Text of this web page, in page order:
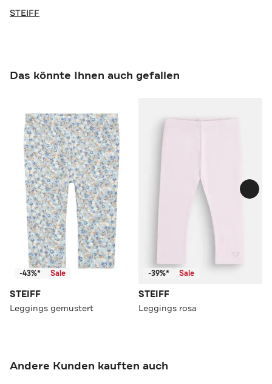
STEIFF
Das könnte Ihnen auch gefallen
-43%* Sale
STEIFF
Leggings gemustert
-39%* Sale
STEIFF
Leggings rosa
Andere Kunden kauften auch